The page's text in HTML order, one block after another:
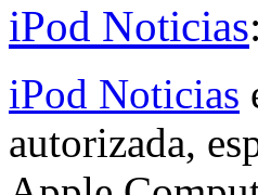
iPod Noticias
iPod Noticias
autorizada,